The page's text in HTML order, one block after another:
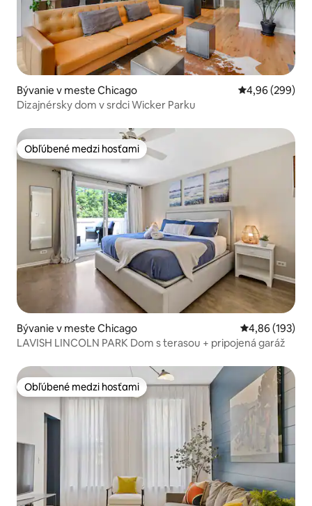
Bývanie v meste Chicago Priemerné
4,96 (299)
Dizajnérsky dom v srdci Wicker Parku
Obľúbené medzi hosťami
Obľúbené medzi hosťami
Bývanie v meste Chicago Priemerné
4,86 (193)
LAVISH LINCOLN PARK Dom s terasou + pripojená garáž
Obľúbené medzi hosťami
Obľúbené medzi hosťami